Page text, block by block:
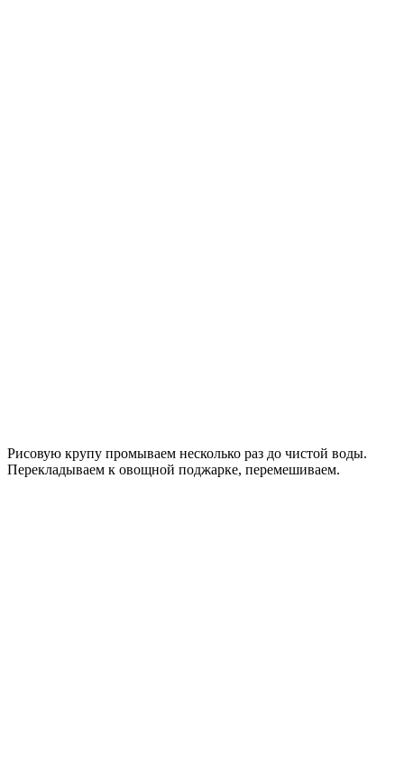
Рисовую крупу промываем несколько раз до чистой воды.
Перекладываем к овощной поджарке, перемешиваем.